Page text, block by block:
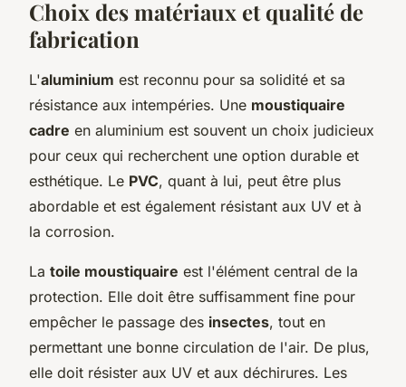
Choix des matériaux et qualité de
fabrication
L'aluminium est reconnu pour sa solidité et sa
résistance aux intempéries. Une moustiquaire
cadre en aluminium est souvent un choix judicieux
pour ceux qui recherchent une option durable et
esthétique. Le PVC, quant à lui, peut être plus
abordable et est également résistant aux UV et à
la corrosion.
La toile moustiquaire est l'élément central de la
protection. Elle doit être suffisamment fine pour
empêcher le passage des insectes, tout en
permettant une bonne circulation de l'air. De plus,
elle doit résister aux UV et aux déchirures. Les